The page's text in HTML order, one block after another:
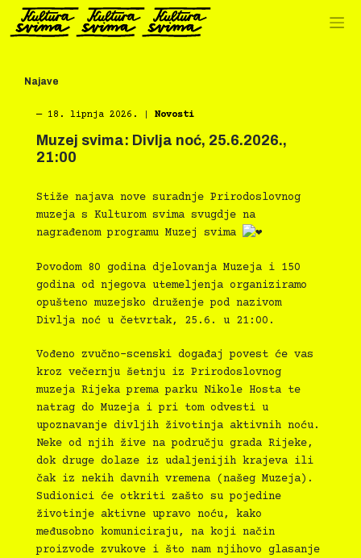
Preskoči
sadržaj
Najave
― 18. lipnja 2026. Novosti
Muzej svima: Divlja noć, 25.6.2026.,
21:00
Stiže najava nove suradnje Prirodoslovnog
muzeja s Kulturom svima svugdje na
nagrađenom programu Muzej svima
Povodom 80 godina djelovanja Muzeja i 150
godina od njegova utemeljenja organiziramo
opušteno muzejsko druženje pod nazivom
Divlja noć u četvrtak, 25.6. u 21:00.
Vođeno zvučno-scenski događaj povest će vas
kroz večernju šetnju iz Prirodoslovnog
muzeja Rijeka prema parku Nikole Hosta te
natrag do Muzeja i pri tom odvesti u
upoznavanje divljih životinja aktivnih noću.
Neke od njih žive na području grada Rijeke,
dok druge dolaze iz udaljenijih krajeva ili
čak iz nekih davnih vremena (našeg Muzeja).
Sudionici će otkriti zašto su pojedine
životinje aktivne upravo noću, kako
međusobno komuniciraju, na koji način
proizvode zvukove i što nam njihovo glasanje